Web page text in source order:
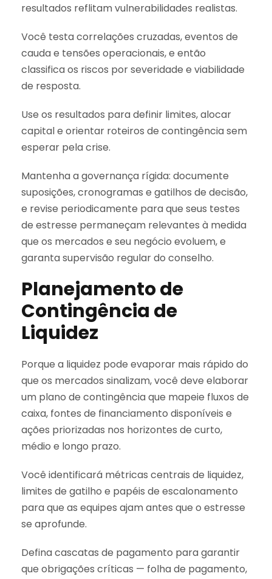
resultados reflitam vulnerabilidades realistas.
Você testa correlações cruzadas, eventos de
cauda e tensões operacionais, e então
classifica os riscos por severidade e viabilidade
de resposta.
Use os resultados para definir limites, alocar
capital e orientar roteiros de contingência sem
esperar pela crise.
Mantenha a governança rígida: documente
suposições, cronogramas e gatilhos de decisão,
e revise periodicamente para que seus testes
de estresse permaneçam relevantes à medida
que os mercados e seu negócio evoluem, e
garanta supervisão regular do conselho.
Planejamento de
Contingência de
Liquidez
Porque a liquidez pode evaporar mais rápido do
que os mercados sinalizam, você deve elaborar
um plano de contingência que mapeie fluxos de
caixa, fontes de financiamento disponíveis e
ações priorizadas nos horizontes de curto,
médio e longo prazo.
Você identificará métricas centrais de liquidez,
limites de gatilho e papéis de escalonamento
para que as equipes ajam antes que o estresse
se aprofunde.
Defina cascatas de pagamento para garantir
que obrigações críticas — folha de pagamento,